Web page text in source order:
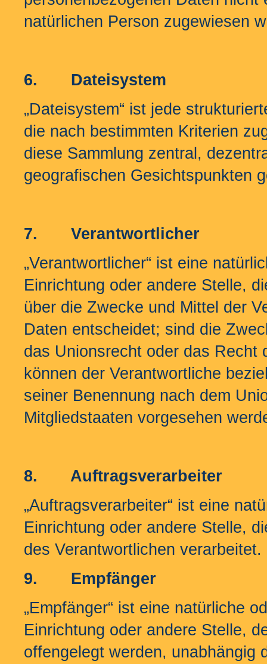
natürlichen Person zugewiesen
6. Dateisystem
„Dateisystem“ ist jede
die nach bestimmten Kriterien
diese Sammlung zentral,
geografischen Gesichtspunkten
7. Verantwortlicher
„Verantwortlicher“ ist eine
Einrichtung oder andere Stelle,
über die Zwecke und Mittel der
Daten entscheidet; sind die
das Unionsrecht oder das Recht
können der Verantwortliche
seiner Benennung nach dem
Mitgliedstaaten vorgesehen
8. Auftragsverarbeiter
„Auftragsverarbeiter“ ist eine
Einrichtung oder andere Stelle,
des Verantwortlichen verarbeitet.
9. Empfänger
„Empfänger“ ist eine natürliche
Einrichtung oder andere Stelle,
offengelegt werden, unabhängig